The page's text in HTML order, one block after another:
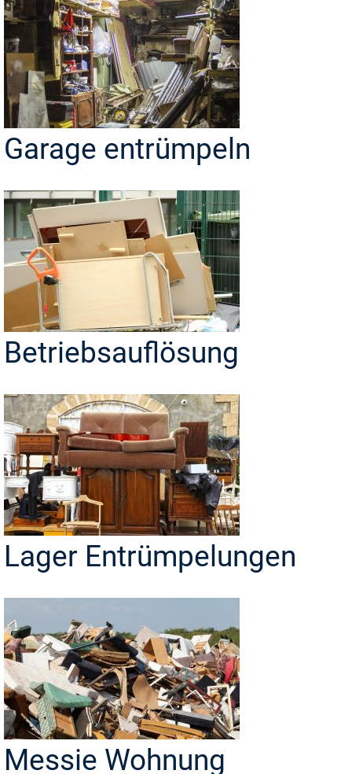
Garage entrümpeln
Betriebsauflösung
Lager Entrümpelungen
Messie Wohnung